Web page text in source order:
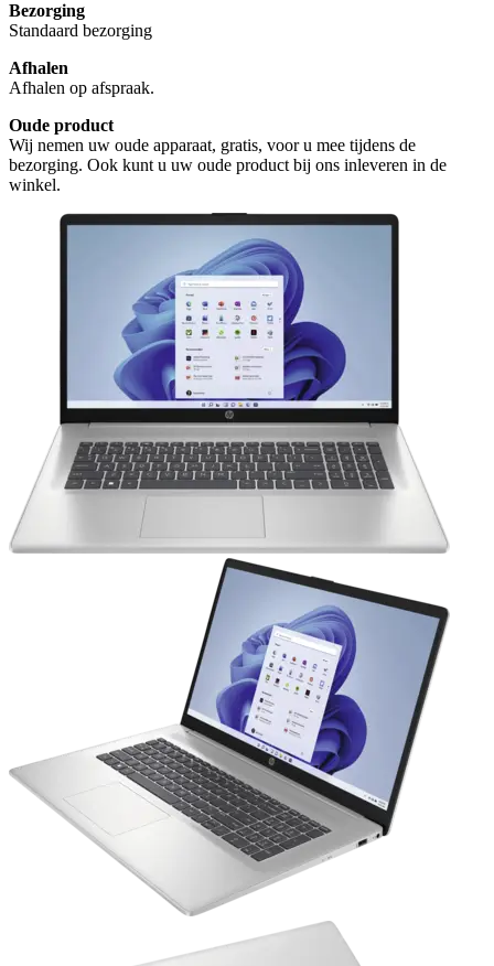
Bezorging
Standaard bezorging
Afhalen
Afhalen op afspraak.
Oude product
Wij nemen uw oude apparaat, gratis, voor u mee tijdens de
bezorging. Ook kunt u uw oude product bij ons inleveren in de
winkel.